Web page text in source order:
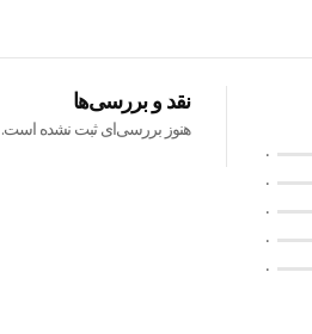
۰
۰
۰
۰
۰
نقد و بررسی‌ها
هنوز بررسی‌ای ثبت نشده است.